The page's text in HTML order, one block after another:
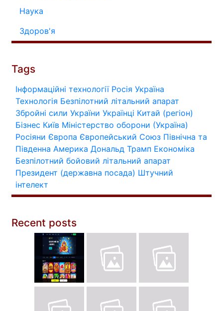
Наука
Здоров'я
Tags
Інформаційні технології Росія Україна
Технологія Безпілотний літальний апарат
Збройні сили України Українці Китай (регіон)
Бізнес Київ Міністерство оборони (Україна)
Росіяни Європа Європейський Союз Північна та
Південна Америка Дональд Трамп Економіка
Безпілотний бойовий літальний апарат
Президент (державна посада) Штучний
інтелект
Recent posts